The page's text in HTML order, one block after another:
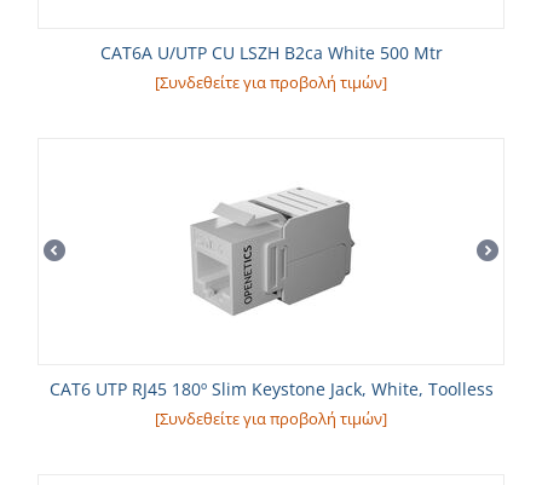
CAT6A U/UTP CU LSZH B2ca White 500 Mtr
[Συνδεθείτε για προβολή τιμών]
CAT6 UTP RJ45 180º Slim Keystone Jack, White, Toolless
[Συνδεθείτε για προβολή τιμών]